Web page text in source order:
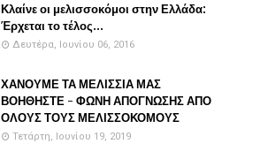
Κλαίνε οι μελισσοκόμοι στην Ελλάδα:
Έρχεται το τέλος...
Δευτέρα, Ιουνίου 06, 2016
ΧΑΝΟΥΜΕ ΤΑ ΜΕΛΙΣΣΙΑ ΜΑΣ
ΒΟΗΘΗΣΤΕ - ΦΩΝΗ ΑΠΟΓΝΩΣΗΣ ΑΠΟ
ΟΛΟΥΣ ΤΟΥΣ ΜΕΛΙΣΣΟΚΟΜΟΥΣ
Τετάρτη, Ιουνίου 19, 2019